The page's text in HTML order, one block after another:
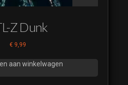
Z Dunk
€ 9,99
aan winkelwagen